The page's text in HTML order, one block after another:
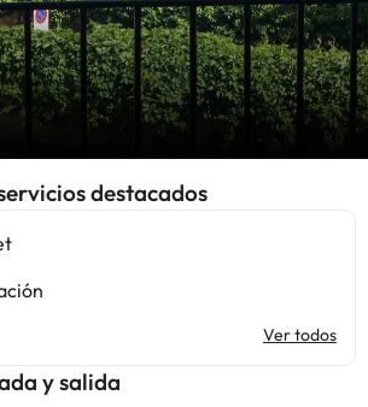
destacados
Ver todos
y salida